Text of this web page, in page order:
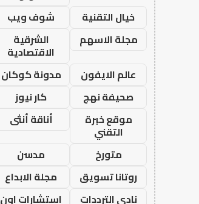
خيال التقنية
شوف ويب
مجلة الاسهم
الشرقية
الاقتصادية
عالم الايفون
مدونة كوكان
صحيفة نهج
كار نيوز
موقع خبرة
التقني
أناقة أنثى
متورخ
مدسن
روتانا تسويق
مجلة الابداع
نادي الترددات
استشارات اون